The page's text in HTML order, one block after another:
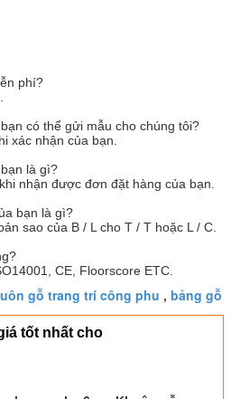
phí?
có thể gửi mẫu cho chúng tôi?
xác nhận của bạn.
là gì?
nhận được đơn đặt hàng của bạn.
bạn là gì?
sao của B / L cho T / T hoặc L / C.
CE, Floorscore ETC.
gỗ trang trí công phu , bảng gỗ
tốt nhất cho